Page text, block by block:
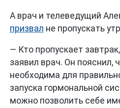
А врач и телеведущий
призвал не пропускать
— Кто пропускает
заявил врач. Он пояснил,
необходима для
запуска гормональной
можно позволить себе